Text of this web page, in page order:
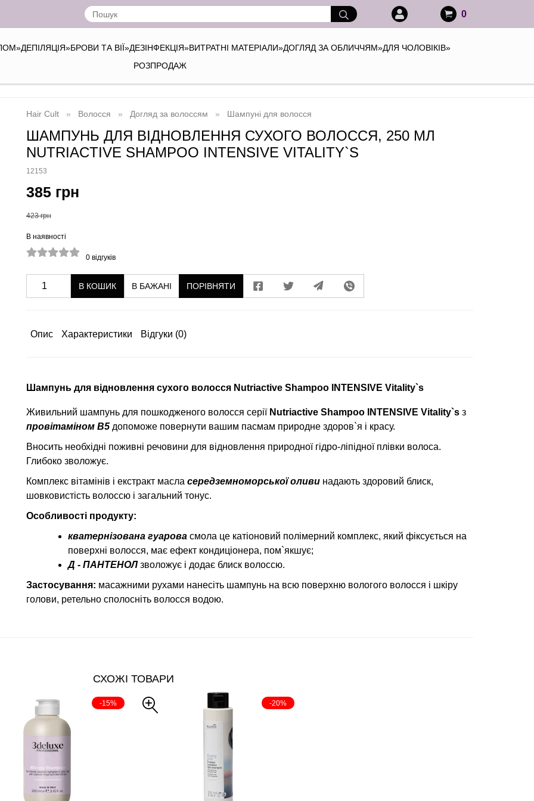
0
»ДЕПІЛЯЦІЯ»БРОВИ ТА ВІЇ»ДЕЗІНФЕКЦІЯ»ВИТРАТНІ МАТЕРІАЛИ»ДОГЛЯД ЗА ОБЛИЧЧЯМ»ДЛЯ ЧОЛОВІКІВ»
РОЗПРОДАЖ
Hair Cult Волосся Догляд за волоссям Шампуні для волосся
ШАМПУНЬ ДЛЯ ВІДНОВЛЕННЯ СУХОГО ВОЛОССЯ, 250 МЛ
NUTRIACTIVE SHAMPOO INTENSIVE VITALITY`S
12153
385 грн
423 грн
В наявності
0 відгуків
В КОШИК В БАЖАНІ ПОРІВНЯТИ
Опис Характеристики Відгуки (0)
Шампунь для відновлення сухого волосся Nutriactive Shampoo INTENSIVE Vitality`s
Живильний шампунь для пошкодженого волосся серії Nutriactive Shampoo INTENSIVE Vitality`s з
провітаміном В5 допоможе повернути вашим пасмам природне здоров`я і красу.
Вносить необхідні поживні речовини для відновлення природної гідро-ліпідної плівки волоса.
Глибоко зволожує.
Комплекс вітамінів і екстракт масла середземноморської оливи надають здоровий блиск,
шовковистість волоссю і загальний тонус.
Особливості продукту:
кватернізована гуарова смола це катіоновий полімерний комплекс, який фіксується на
поверхні волосся, має ефект кондиціонера, пом`якшує;
Д - ПАНТЕНОЛзволожує і додає блиск волоссю.
Застосування: масажними рухами нанесіть шампунь на всю поверхню вологого волосся і шкіру
голови, ретельно сполосніть волосся водою.
СХОЖІ ТОВАРИ
-15% -20%